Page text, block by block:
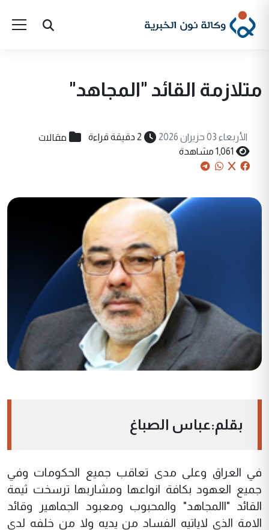
متلازمة القائد "المجاهد"
الأربعاء 03 حزيران 2026 2 دقيقة قراءة مقالات
1,061 مشاهدة
بقلم:عباس الصباغ
في العراق وعلى مدى تعاقب جميع الحكومات وفي
جميع العهود بكافة انواعها ومشاربها ترسخت ثيمة
القائد "االمجاهد" والمحبوب ومعبود الجماهير وقائد
الامة الذي لاياتيه الفساد من يديه ولا من خلفه لدى